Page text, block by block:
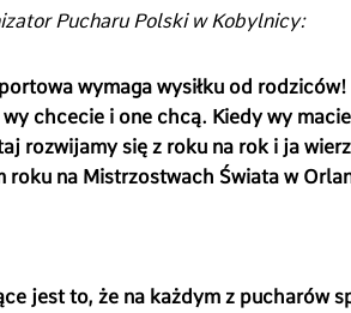
Pucharu Polski w Kobylnicy:
wymaga wysiłku od
chcecie i one chcą. Kiedy wy
rozwijamy się z roku na rok i ja
na Mistrzostwach Świata w
jest to, że na każdym z pucharów